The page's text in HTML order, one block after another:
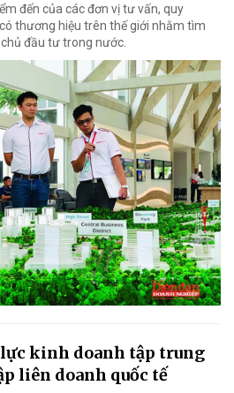
đến của các đơn vị tư vấn, quy
thương hiệu trên thế giới nhằm tìm
đầu tư trong nước.
lực kinh doanh tập trung
liên doanh quốc tế